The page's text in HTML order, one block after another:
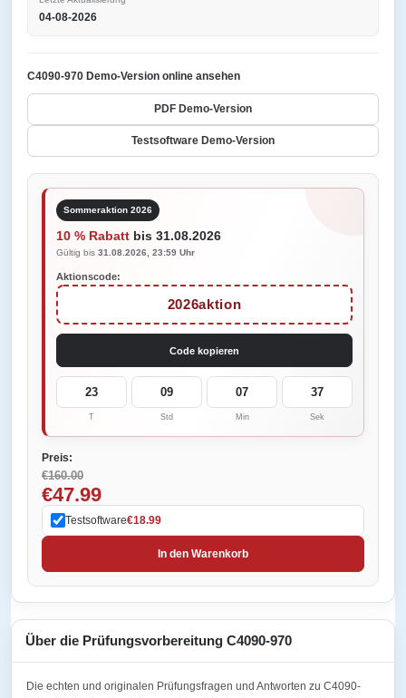
04-08-2026
C4090-970 Demo-Version online ansehen
PDF Demo-Version
Testsoftware Demo-Version
Sommeraktion 2026
10 % Rabatt bis 31.08.2026
Gültig bis 31.08.2026, 23:59 Uhr
Aktionscode:
2026aktion
Code kopieren
23
T
09
Std
07
Min
37
Sek
Preis:
€160.00
€47.99
Testsoftware€18.99
In den Warenkorb
Über die Prüfungsvorbereitung C4090-970
Die echten und originalen Prüfungsfragen und Antworten zu C4090-